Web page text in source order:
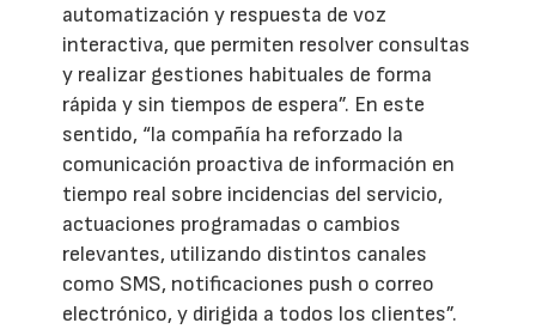
automatización y respuesta de voz
interactiva, que permiten resolver consultas
y realizar gestiones habituales de forma
rápida y sin tiempos de espera”. En este
sentido, “la compañía ha reforzado la
comunicación proactiva de información en
tiempo real sobre incidencias del servicio,
actuaciones programadas o cambios
relevantes, utilizando distintos canales
como SMS, notificaciones push o correo
electrónico, y dirigida a todos los clientes”.